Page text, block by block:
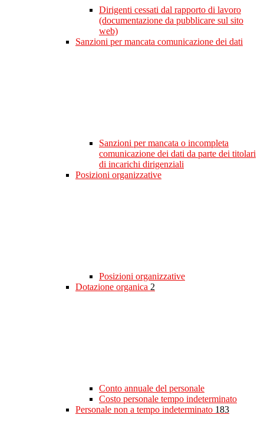
Dirigenti cessati dal rapporto di lavoro
(documentazione da pubblicare sul sito
web)
Sanzioni per mancata comunicazione dei dati
Sanzioni per mancata o incompleta
comunicazione dei dati da parte dei titolari
di incarichi dirigenziali
Posizioni organizzative
Posizioni organizzative
Dotazione organica 2
Conto annuale del personale
Costo personale tempo indeterminato
Personale non a tempo indeterminato 183